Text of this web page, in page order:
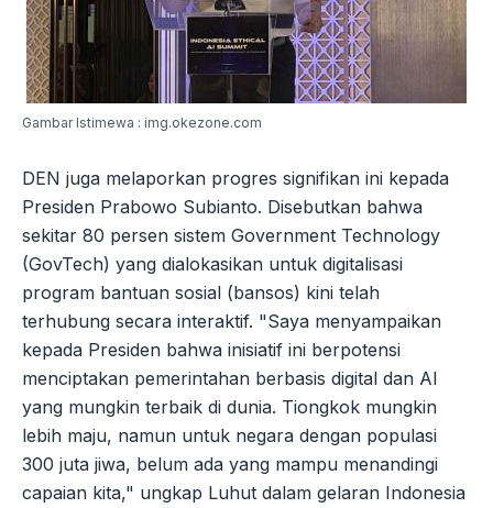
Gambar Istimewa : img.okezone.com
DEN juga melaporkan progres signifikan ini kepada
Presiden Prabowo Subianto. Disebutkan bahwa
sekitar 80 persen sistem Government Technology
(GovTech) yang dialokasikan untuk digitalisasi
program bantuan sosial (bansos) kini telah
terhubung secara interaktif. "Saya menyampaikan
kepada Presiden bahwa inisiatif ini berpotensi
menciptakan pemerintahan berbasis digital dan AI
yang mungkin terbaik di dunia. Tiongkok mungkin
lebih maju, namun untuk negara dengan populasi
300 juta jiwa, belum ada yang mampu menandingi
capaian kita," ungkap Luhut dalam gelaran Indonesia